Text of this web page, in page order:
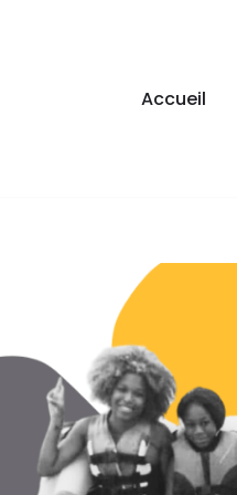
Accueil